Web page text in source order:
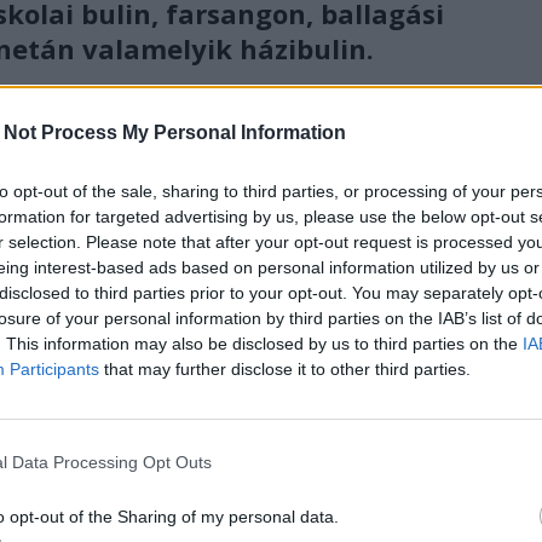
Not Process My Personal Information
opt-out of the sale, sharing to third parties, or processing of your
for targeted advertising by us, please use the below opt-out
selection. Please note that after your opt-out request is processed
interest-based ads based on personal information utilized by us
to third parties prior to your opt-out. You may separately
of your personal information by third parties on the IAB’s list of
This information may also be disclosed by us to third parties on the
Participants that may further disclose it to other third parties.
Data Processing Opt Outs
opt-out of the Sharing of my personal data.
bulin, farsangon, ballagási
valamelyik házibulin.
lesz tehát ez az emlék nagykorú…) az
szinte kettészakította a belünket.„A
van gombokkal…”, mi meg hangfalhoz
hangosítási beállításai és az efféle, nekem
akkor még nem érdekeltek, de
Csapzottra, izzadtra csápoltuk a hajunkat,
a talpam, az akkor már elég hosszú
összeverődött. Rekedtre üvöltöttük
odabent.